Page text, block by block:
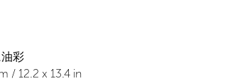
彩
/ 12.2 x 13.4in